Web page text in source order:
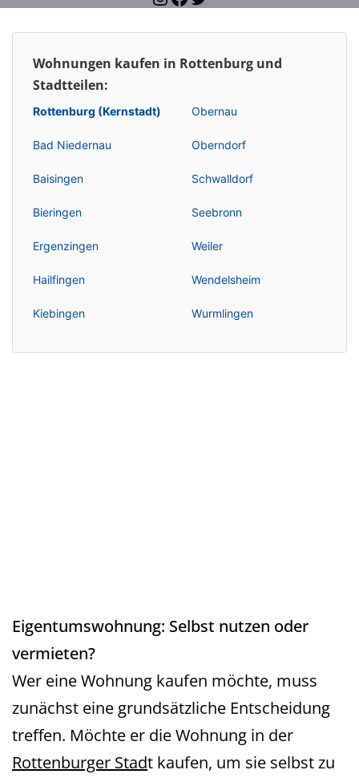
Wohnungen kaufen in Rottenburg und
Stadtteilen:
Rottenburg (Kernstadt)
Bad Niedernau
Baisingen
Bieringen
Ergenzingen
Hailfingen
Kiebingen
Obernau
Oberndorf
Schwalldorf
Seebronn
Weiler
Wendelsheim
Wurmlingen
Eigentumswohnung: Selbst nutzen oder
vermieten?
Wer eine Wohnung kaufen möchte, muss
zunächst eine grundsätzliche Entscheidung
treffen. Möchte er die Wohnung in der
Rottenburger Stadt kaufen, um sie selbst zu